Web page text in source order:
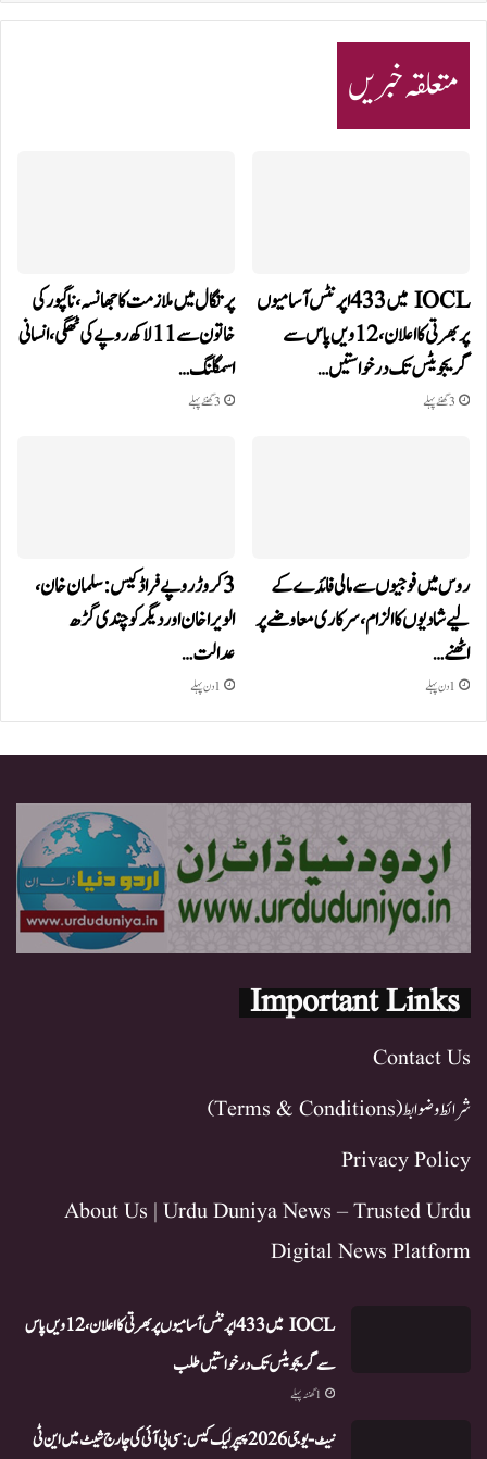
متعلقہ خبریں
IOCL میں 433 اپرنٹس آسامیوں
پر بھرتی کا اعلان، 12ویں پاس سے
گریجویٹس تک درخواستیں…
3 گھنٹے پہلے
پرتگال میں ملازمت کا جھانسہ،ناگپور کی
خاتون سے 11 لاکھ روپے کی ٹھگی، انسانی
اسمگلنگ…
3 گھنٹے پہلے
روس میں فوجیوں سے مالی فائدے کے
لیے شادیوں کا الزام، سرکاری معاوضے پر
اٹھنے…
1 دن پہلے
3 کروڑ روپے فراڈ کیس: سلمان خان،
الویرا خان اور دیگر کو چندی گڑھ
عدالت…
1 دن پہلے
Important Links
Contact Us
شرائط و ضوابط (Terms & Conditions)
Privacy Policy
About Us | Urdu Duniya News – Trusted Urdu
Digital News Platform
IOCL میں 433 اپرنٹس آسامیوں پر بھرتی کا اعلان، 12ویں پاس
سے گریجویٹس تک درخواستیں طلب
1 گھنٹہ پہلے
نیٹ-یو جی 2026 پیپر لیک کیس: سی بی آئی کی چارج شیٹ میں این ٹی